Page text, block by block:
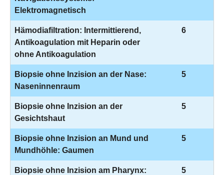
Elektromagnetisch
Hämodiafiltration: Intermittierend,
Antikoagulation mit Heparin oder
ohne Antikoagulation
6
Biopsie ohne Inzision an der Nase:
Naseninnenraum
5
Biopsie ohne Inzision an der
Gesichtshaut
5
Biopsie ohne Inzision an Mund und
Mundhöhle: Gaumen
5
Biopsie ohne Inzision am Pharynx:
5